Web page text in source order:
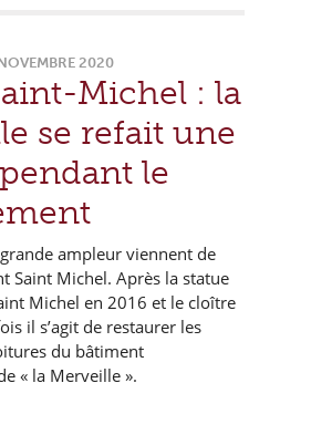
2020
Michel : la
se refait une
le
ampleur viennent de
Saint Michel. Après la statue
Michel en 2016 et le cloître
il s’agit de restaurer les
du bâtiment
« la Merveille ».